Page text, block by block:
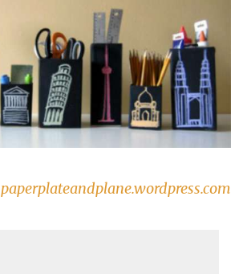
paperplateandplane.wordpress.com